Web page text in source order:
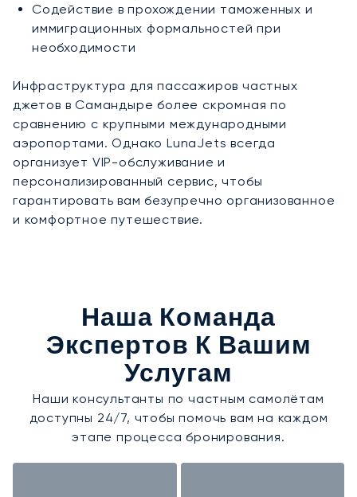
Содействие в прохождении таможенных и
иммиграционных формальностей при
необходимости
Инфраструктура для пассажиров частных
джетов в Самандыре более скромная по
сравнению с крупными международными
аэропортами. Однако LunaJets всегда
организует VIP-обслуживание и
персонализированный сервис, чтобы
гарантировать вам безупречно организованное
и комфортное путешествие.
Наша Команда
Экспертов К Вашим
Услугам
Наши консультанты по частным самолётам
доступны 24/7, чтобы помочь вам на каждом
этапе процесса бронирования.